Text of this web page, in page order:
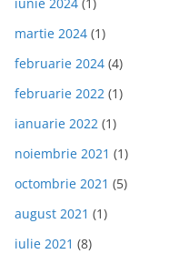
iunie 2024 (1)
martie 2024 (1)
februarie 2024 (4)
februarie 2022 (1)
ianuarie 2022 (1)
noiembrie 2021 (1)
octombrie 2021 (5)
august 2021 (1)
iulie 2021 (8)